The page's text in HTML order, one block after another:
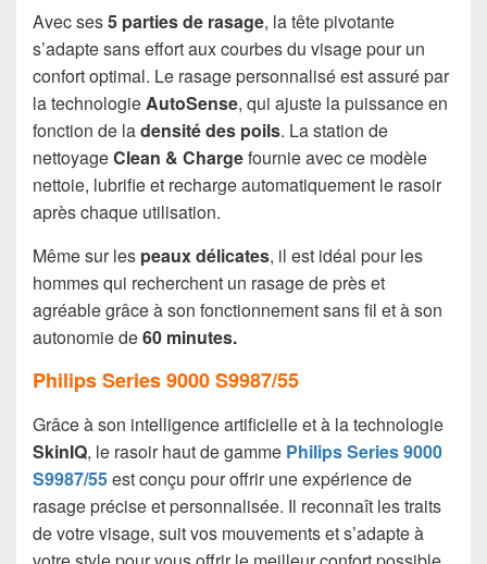
Avec ses5 parties de rasage, la tête pivotante
s’adapte sans effort aux courbes du visage pour un
confort optimal. Le rasage personnalisé est assuré par
la technologieAutoSense, qui ajuste la puissance en
fonction de ladensité des poils. La station de
nettoyageClean & Chargefournie avec ce modèle
nettoie, lubrifie et recharge automatiquement le rasoir
après chaque utilisation.
Même sur les peaux délicates, il est idéal pour les
hommes qui recherchent un rasage de près et
agréable grâce à son fonctionnement sans fil et à son
autonomie de60 minutes.
Philips Series 9000 S9987/55
Grâce à son intelligence artificielle et à la technologie
SkinIQ, le rasoir haut de gamme Philips Series 9000
S9987/55est conçu pour offrir une expérience de
rasage précise et personnalisée. Il reconnaît les traits
de votre visage, suit vos mouvements et s’adapte à